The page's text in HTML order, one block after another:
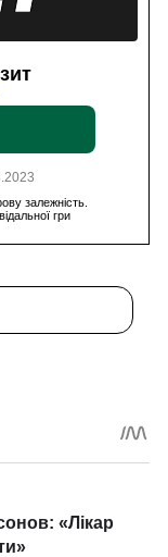
залежність.
гри